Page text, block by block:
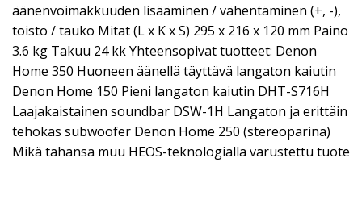
äänenvoimakkuuden lisääminen / vähentäminen (+, -),
toisto / tauko Mitat (L x K x S) 295 x 216 x 120 mm Paino
3.6 kg Takuu 24 kk Yhteensopivat tuotteet: Denon
Home 350 Huoneen äänellä täyttävä langaton kaiutin
Denon Home 150 Pieni langaton kaiutin DHT-S716H
Laajakaistainen soundbar DSW-1H Langaton ja erittäin
tehokas subwoofer Denon Home 250 (stereoparina)
Mikä tahansa muu HEOS-teknologialla varustettu tuote